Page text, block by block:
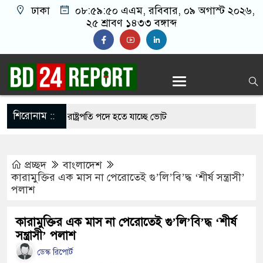
ঢাকা ০৮:৫৯:৫১ এএম, রবিবার, ০৯ অগাস্ট ২০২৬,
২৫ শ্রাবণ ১৪৩৩ বঙ্গাব্দ
শিরোনাম ::মতো রাষ্ট্রপতি পদে হতে যাচ্ছে ভোট
টিউশন মহামারি আকার ধারণ করেছে: গণশিক্ষা
কুপিয়ে ৯ টুকরো করল ভাড়াটিয়া, উদ্ধার হয়নি পা ও
প্রচ্ছদ
বাংলাদেশ
কারামুক্তির এক মাস না পেরোতেই গু’লি’বি’দ্ধ ‘শীর্ষ সন্ত্রাসী’
পলাশ
কারামুক্তির এক মাস না পেরোতেই গু’লি’বি’দ্ধ ‘শীর্ষ
সন্ত্রাসী’ পলাশ
ডেস্ক রিপোর্ট